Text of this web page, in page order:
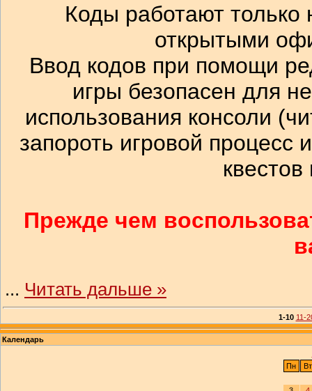
Коды работают только
открытыми
Ввод кодов при помощи
игры безопасен для
использования консоли
запороть игровой процесс
Прежде чем
... Читать дальше »
1-10 11-
Календарь
Пн
Вт